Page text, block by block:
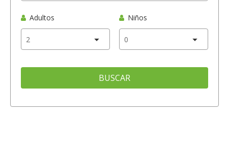
Adultos Niños
BUSCAR